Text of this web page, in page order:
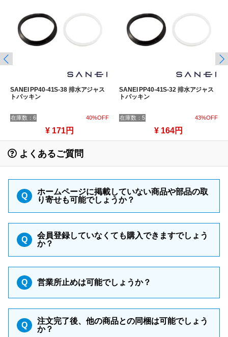
SANEI PP40-41S-38 排水アジャス
トパッキン
在庫数：6 40%OFF
¥ 171円
SANEI PP40-41S-32 排水アジャス
トパッキン
在庫数：5 43%OFF
¥ 164円
よくあるご質問
Q
ホームページに掲載していない商品や部品の取
り寄せも可能でしょうか？
Q
会員登録していなくても購入できますでしょう
か？
Q 営業所止めは可能でしょうか？
Q
注文完了後、他の商品との同梱は可能でしょう
か？